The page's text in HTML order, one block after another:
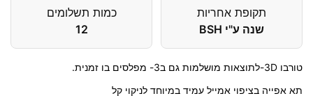
תקופת אחריות
שנה ע"י BSH
כמות תשלומים
12
טורבו 3D-לתוצאות מושלמות גם ב3- מפלסים בו זמנית.
תא אפייה בציפוי אמייל עמיד במיוחד לניקוי קל